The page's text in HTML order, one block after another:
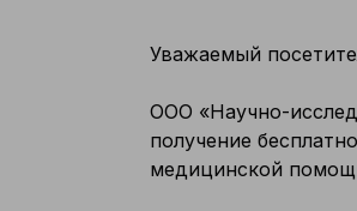
Уважаемый
ООО «Научно-
получение
медицинской